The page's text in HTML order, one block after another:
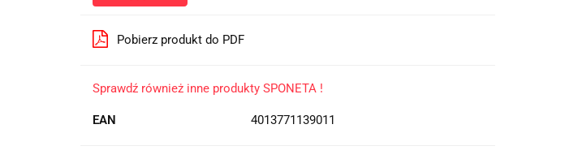
Pobierz produkt do PDF
Sprawdź również inne produkty SPONETA !
EAN 4013771139011